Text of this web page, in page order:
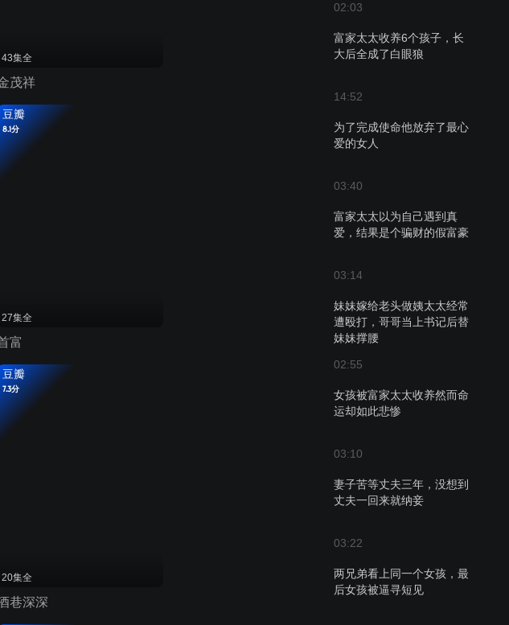
02:03
富家太太收养6个孩子，长
大后全成了白眼狼
14:52
为了完成使命他放弃了最心
爱的女人
03:40
富家太太以为自己遇到真
爱，结果是个骗财的假富豪
03:14
妹妹嫁给老头做姨太太经常
遭殴打，哥哥当上书记后替
妹妹撑腰
02:55
女孩被富家太太收养然而命
运却如此悲惨
03:10
妻子苦等丈夫三年，没想到
丈夫一回来就纳妾
03:22
两兄弟看上同一个女孩，最
后女孩被逼寻短见
43集全
茂祥
豆瓣
8.1分
27集全
富
豆瓣
7.3分
20集全
巷深深